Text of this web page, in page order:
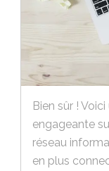
Bien sûr !
engageante
réseau
en plus